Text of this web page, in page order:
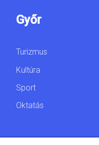
Győr
Turizmus
Kultúra
Sport
Oktatás